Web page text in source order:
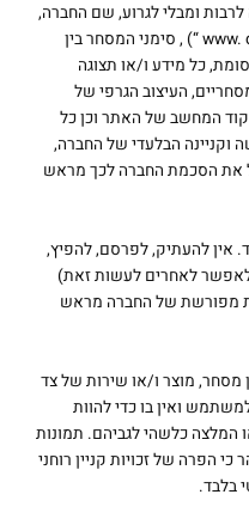
לרבות ומבלי לגרוע, שם החברה,
שם המתחם של האתר(“www. dollybox.co.il “) , סימני המסחר בין
כל מידע ו/או תצוגה
העיצוב הגרפי של
קוד המחשב של האתר וכן כל
הבלעדי של החברה,
את הסכמת החברה לכך מראש
אין להעתיק, לפרסם, להפיץ,
לאפשר לאחרים לעשות זאת)
מפורשת של החברה מראש
מסחר, מוצר ו/או שירות של צד
ואין בו כדי להוות
המלצה כלשהי לגביהם. תמונות
הפרה של זכויות קניין רוחני
בלבד.